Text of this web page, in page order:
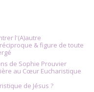
l'(A)autre
& figure de toute
de Sophie Prouvier
au Cœur Eucharistique
de Jésus ?